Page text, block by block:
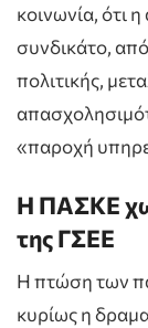
κοινωνία, ότι
συνδικάτο,
πολιτικής,
«παροχή
Η ΠΑΣΚΕ
της ΓΣΕΕ
Η πτώση των
κυρίως η